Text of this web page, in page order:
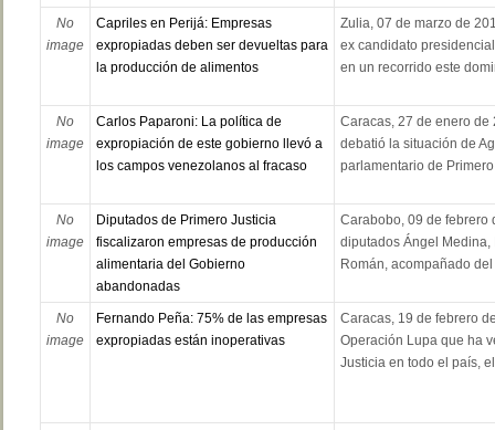
No
image
Capriles en Perijá: Empresas
expropiadas deben ser devueltas para
la producción de alimentos
Zulia, 07 de marzo de
ex candidato
en un recorrido este
No
image
Carlos Paparoni: La política de
expropiación de este gobierno llevó a
los campos venezolanos al fracaso
Caracas, 27 de enero de
debatió la situación de
parlamentario de
No
image
Diputados de Primero Justicia
fiscalizaron empresas de producción
alimentaria del Gobierno
abandonadas
Carabobo, 09 de febrero
diputados Ángel
Román, acompañado
No
image
Fernando Peña: 75% de las empresas
expropiadas están inoperativas
Caracas, 19 de febrero
Operación Lupa que ha
Justicia en todo el país,